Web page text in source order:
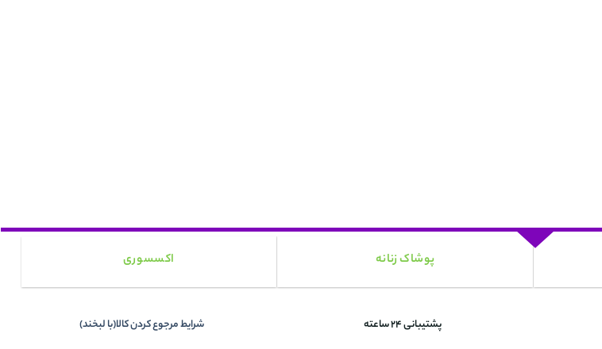
پوشاک زنانه اکسسوری
پشتیبانی 24 ساعته شرایط مرجوع کردن کالا(با لبخند)